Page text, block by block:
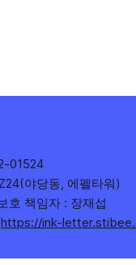
01524
야당동, 에펠타워)
호 책임자 : 장재섭
https://ink-